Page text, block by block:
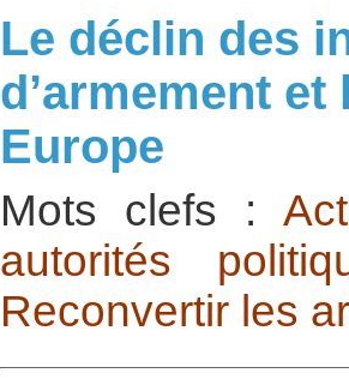
Le déclin des
d’armement
Europe
Mots clefs :
autorités
Reconvertir les